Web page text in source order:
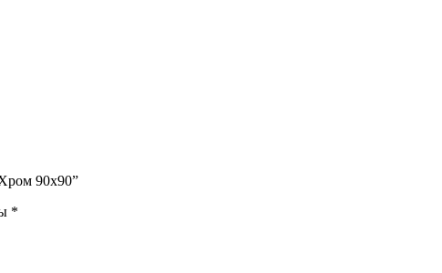
90х90”
*